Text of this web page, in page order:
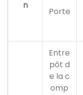
n
Porte
Entre
pôt d
e la c
omp